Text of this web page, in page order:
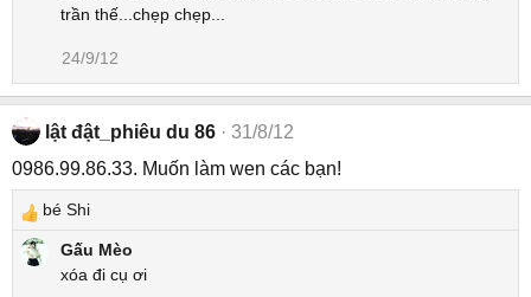
trần thế...chẹp chẹp...
24/9/12
lật đật_phiêu du 86
31/8/12
0986.99.86.33. Muốn làm wen các bạn!
R
e
a
bé Shi
Gấu Mèo
xóa đi cụ ơi